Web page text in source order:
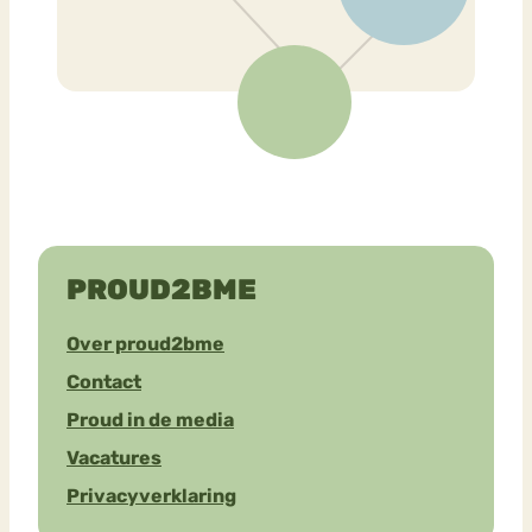
PROUD2BME
Over proud2bme
Contact
Proud in de media
Vacatures
Privacyverklaring